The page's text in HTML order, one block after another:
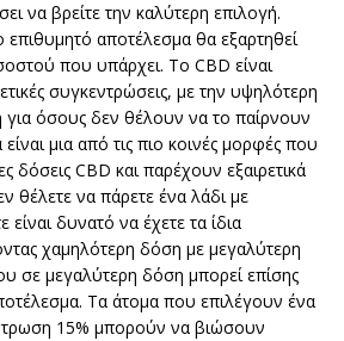
να βρείτε την καλύτερη επιλογή.
επιθυμητό αποτέλεσμα θα εξαρτηθεί
που υπάρχει. Το CBD είναι
συγκεντρώσεις, με την υψηλότερη
για όσους δεν θέλουν να το παίρνουν
μια από τις πιο κοινές μορφές που
δόσεις CBD και παρέχουν εξαιρετικά
θέλετε να πάρετε ένα λάδι με
δυνατό να έχετε τα ίδια
χαμηλότερη δόση με μεγαλύτερη
σε μεγαλύτερη δόση μπορεί επίσης
Τα άτομα που επιλέγουν ένα
15% μπορούν να βιώσουν